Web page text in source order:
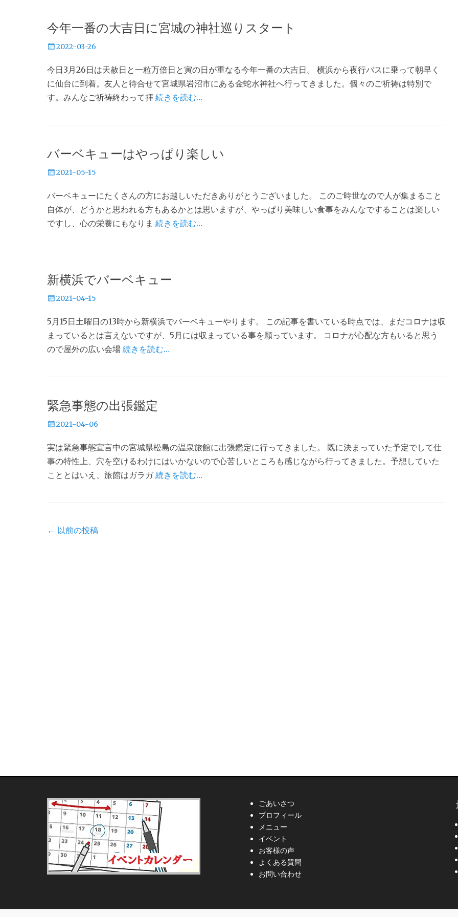
今年一番の大吉日に宮城の神社巡りスタート
投
日
2022-03-26
今日3月26日は天赦日と一粒万倍日と寅の日が重なる今年一番の大吉日。 横浜から夜行バスに乗って朝早く
に仙台に到着。友人と待合せて宮城県岩沼市にある金蛇水神社へ行ってきました。個々のご祈祷は特別で
す。みんなご祈祷終わって拝 続きを読む…
バーベキューはやっぱり楽しい
投
日
2021-05-15
バーベキューにたくさんの方にお越しいただきありがとうございました。 このご時世なので人が集まること
自体が、どうかと思われる方もあるかとは思いますが、やっぱり美味しい食事をみんなですることは楽しい
ですし、心の栄養にもなりま 続きを読む…
新横浜でバーベキュー
投
日
2021-04-15
5月15日土曜日の13時から新横浜でバーベキューやります。 この記事を書いている時点では、まだコロナは収
まっているとは言えないですが、5月には収まっている事を願っています。 コロナが心配な方もいると思う
ので屋外の広い会場 続きを読む…
緊急事態の出張鑑定
投
日
2021-04-06
実は緊急事態宣言中の宮城県松島の温泉旅館に出張鑑定に行ってきました。 既に決まっていた予定でして仕
事の特性上、穴を空けるわけにはいかないので心苦しいところも感じながら行ってきました。予想していた
こととはいえ、旅館はガラガ続きを読む…
投
← 以前の投稿
ごあいさつ
プロフィール
メニュー
イベント
お客様の声
よくある質問
お問い合わせ